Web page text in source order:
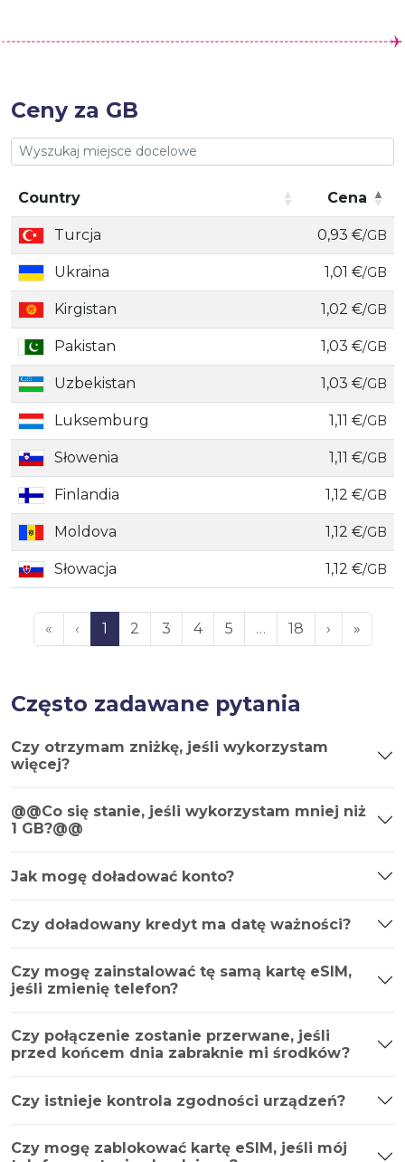
Ceny za GB
Country
Cena
Country
Cena
Turcja 0,93 €/GB
Ukraina 1,01 €/GB
Kirgistan 1,02 €/GB
Pakistan 1,03 €/GB
Uzbekistan 1,03 €/GB
Luksemburg 1,11 €/GB
Słowenia 1,11 €/GB
Finlandia 1,12 €/GB
Moldova 1,12 €/GB
Słowacja 1,12 €/GB
« ‹ 1 2 3 4 5 … 18 › »
Często zadawane pytania
Czy otrzymam zniżkę, jeśli wykorzystam
więcej?
@@Co się stanie, jeśli wykorzystam mniej niż
1 GB?@@
Jak mogę doładować konto?
Czy doładowany kredyt ma datę ważności?
Czy mogę zainstalować tę samą kartę eSIM,
jeśli zmienię telefon?
Czy połączenie zostanie przerwane, jeśli
przed końcem dnia zabraknie mi środków?
Czy istnieje kontrola zgodności urządzeń?
Czy mogę zablokować kartę eSIM, jeśli mój